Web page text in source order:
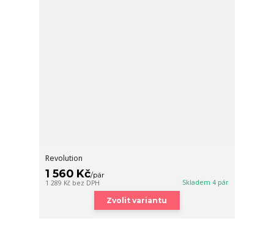
Revolution
1 560 Kč/pár
1 289 Kč bez DPH Skladem 4 pár
Zvolit variantu